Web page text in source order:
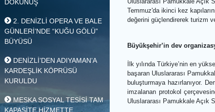
BÜYÜKŞEHİR’DEN MODERN
DOKUNUŞ
2. DENİZLİ OPERA VE BALE
BÜYÜSÜ
DENİZLİ’DEN ADIYAMAN’A
KARDEŞLİK KÖPRÜSÜ
KURULDU
Türkiye'nin en yüksek
Uluslararası
Temmuz'da ikinci kez
Büyükşehir’in dev
İlk yılında Türkiye’nin
başaran Uluslararası
buluşturmaya